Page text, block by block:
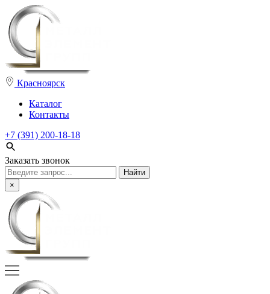
Красноярск
Каталог
Контакты
+7 (391) 200-18-18
Заказать звонок
Поиск:
×